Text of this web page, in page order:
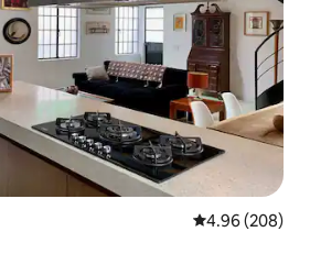
औसत रेटिंग 5 में से
4.96 (208)